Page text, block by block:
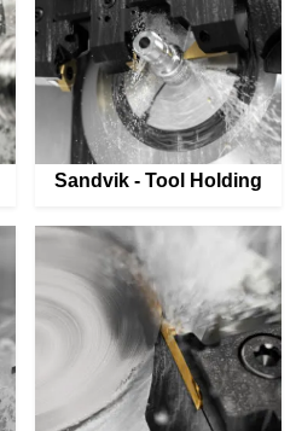
Sandvik - Tool Holding